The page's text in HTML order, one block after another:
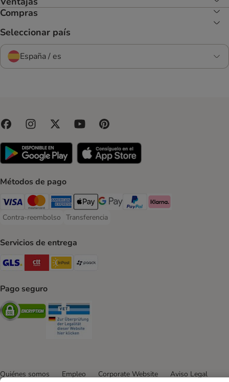
Compras
Seleccionar país
España / es
Métodos de pago
Visa Payment Method
Mastercard Payment Method
American Express Payment Method
Apple Pay Payment Method
Google Pay Payment Method
PayPal Payment Method
Klarna Payment Method
Contra-reembolso
Contra-reembolso Payment Method
Transferencia
Transferencia Payment Method
Servicios de entrega
GLS Shipping Method
CTTExpress Shipping Method
InPost Shipping Method
Pago seguro
Security
Quiénes somos Empleo Corporate Website Aviso Legal